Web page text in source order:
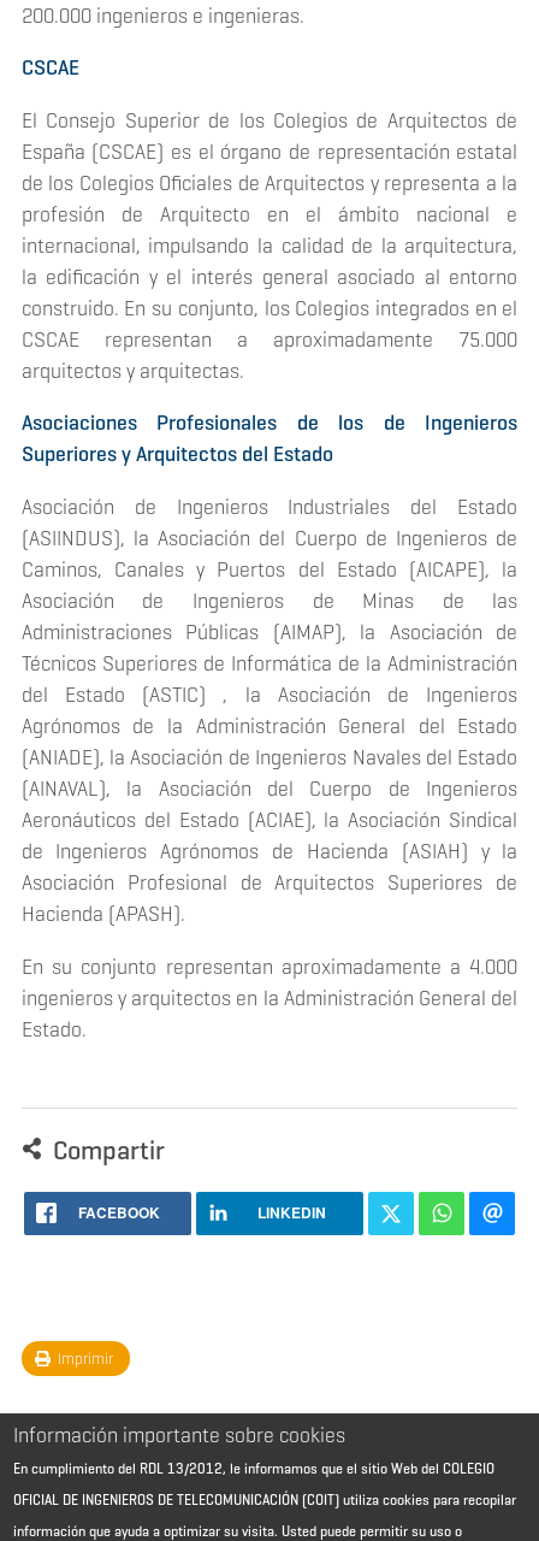
200.000 ingenieros e ingenieras.
CSCAE
El Consejo Superior de los Colegios de Arquitectos de
España (CSCAE) es el órgano de representación estatal
de los Colegios Oficiales de Arquitectos y representa a la
profesión de Arquitecto en el ámbito nacional e
internacional, impulsando la calidad de la arquitectura,
la edificación y el interés general asociado al entorno
construido. En su conjunto, los Colegios integrados en el
CSCAE representan a aproximadamente 75.000
arquitectos y arquitectas.
Asociaciones Profesionales de los de Ingenieros
Superiores y Arquitectos del Estado
Asociación de Ingenieros Industriales del Estado
(ASIINDUS), la Asociación del Cuerpo de Ingenieros de
Caminos, Canales y Puertos del Estado (AICAPE), la
Asociación de Ingenieros de Minas de las
Administraciones Públicas (AIMAP), la Asociación de
Técnicos Superiores de Informática de la Administración
del Estado (ASTIC) , la Asociación de Ingenieros
Agrónomos de la Administración General del Estado
(ANIADE), la Asociación de Ingenieros Navales del Estado
(AINAVAL), la Asociación del Cuerpo de Ingenieros
Aeronáuticos del Estado (ACIAE), la Asociación Sindical
de Ingenieros Agrónomos de Hacienda (ASIAH) y la
Asociación Profesional de Arquitectos Superiores de
Hacienda (APASH).
En su conjunto representan aproximadamente a 4.000
ingenieros y arquitectos en la Administración General del
Estado.
Compartir
FACEBOOK LINKEDIN
Imprimir
Información importante sobre cookies
En cumplimiento del RDL 13/2012, le informamos que el sitio Web del COLEGIO
OFICIAL DE INGENIEROS DE TELECOMUNICACIÓN (COIT) utiliza cookies para recopilar
información que ayuda a optimizar su visita. Usted puede permitir su uso o